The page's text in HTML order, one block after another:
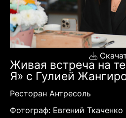
Живая встреча на
Я» с Гулией
Ресторан Антресоль
Фотограф: Евгений Ткаченко